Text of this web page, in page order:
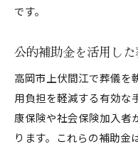
です。
公的補助金を活用し
高岡市上伏間江で葬儀を
用負担を軽減する有効な
康保険や社会保険加入者
ります。これらの補助金